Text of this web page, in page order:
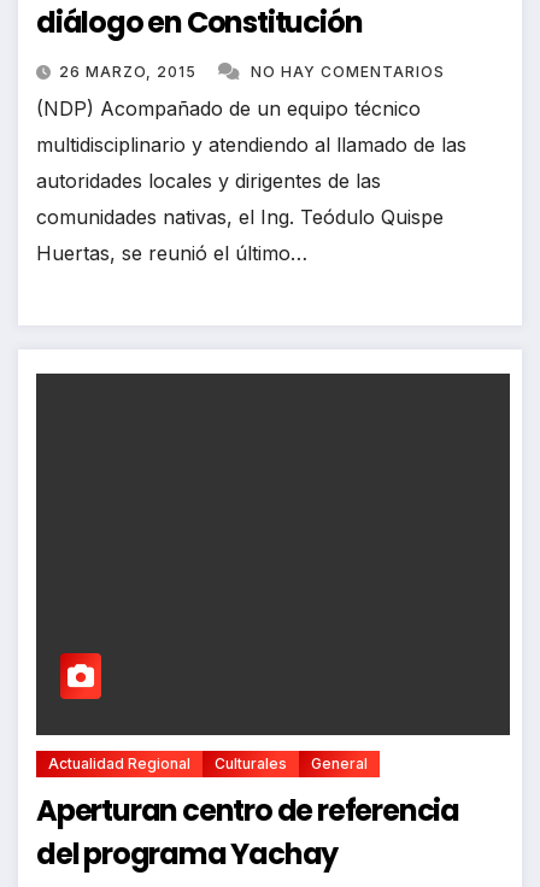
diálogo en Constitución
26 MARZO, 2015 NO HAY COMENTARIOS
(NDP) Acompañado de un equipo técnico
multidisciplinario y atendiendo al llamado de las
autoridades locales y dirigentes de las
comunidades nativas, el Ing. Teódulo Quispe
Huertas, se reunió el último…
Actualidad Regional Culturales General
Aperturan centro de referencia
del programa Yachay